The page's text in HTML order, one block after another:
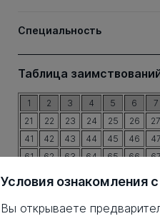
Специальность
Таблица
1 2 3 4 5 6 7
21
22 23 24 25 26 27
41
42 43 44 45 46 47
61
62 63 64 65 66
121 122 123 124 125 126
Условия ознакомления
Вы открываете